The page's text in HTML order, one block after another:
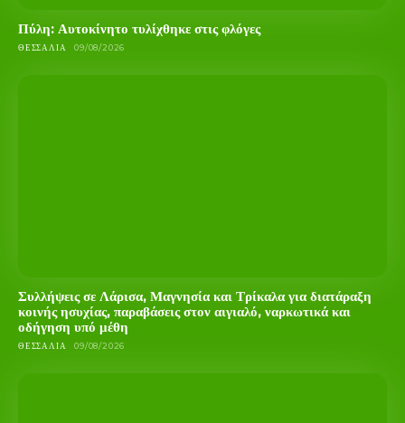
Πύλη: Αυτοκίνητο τυλίχθηκε στις φλόγες
ΘΕΣΣΑΛΊΑ 09/08/2026
Συλλήψεις σε Λάρισα, Μαγνησία και Τρίκαλα για διατάραξη
κοινής ησυχίας, παραβάσεις στον αιγιαλό, ναρκωτικά και
οδήγηση υπό μέθη
ΘΕΣΣΑΛΊΑ 09/08/2026